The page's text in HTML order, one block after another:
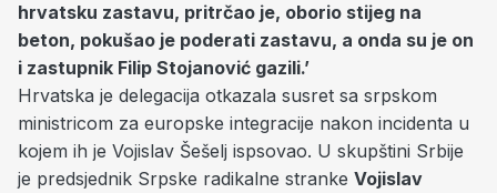
hrvatsku zastavu, pritrčao je, oborio stijeg na
beton, pokušao je poderati zastavu, a onda su je on
i zastupnik Filip Stojanović gazili.’
Hrvatska je delegacija otkazala susret sa srpskom
ministricom za europske integracije nakon incidenta u
kojem ih je Vojislav Šešelj ispsovao. U skupštini Srbije
je predsjednik Srpske radikalne stranke Vojislav